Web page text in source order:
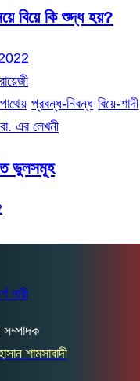
বিয়ে কি শুদ্ধ হয়?
প্রবন্ধ-নিবন্ধ বিয়ে-শাদী
এর লেখনী
ভুলসমূহ
সম্পাদক
শামসাবাদী